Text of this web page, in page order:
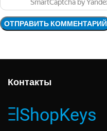
Контакты